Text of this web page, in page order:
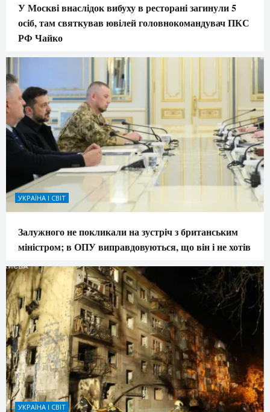
У Москві внаслідок вибуху в ресторані загинули 5
осіб, там святкував ювілей головнокомандувач ПКС
РФ Чайко
УКРАЇНА І СВІТ
Залужного не покликали на зустріч з британським
міністром; в ОПУ виправдовуються, що він і не хотів
УКРАЇНА І СВІТ